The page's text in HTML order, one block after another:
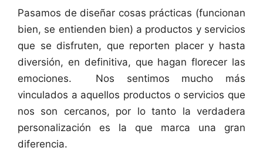
Pasamos de diseñar cosas prácticas (funcionan
bien, se entienden bien) a productos y servicios
que se disfruten, que reporten placer y hasta
diversión, en definitiva, que hagan florecer las
emociones. Nos sentimos mucho más
vinculados a aquellos productos o servicios que
nos son cercanos, por lo tanto la verdadera
personalización es la que marca una gran
diferencia.